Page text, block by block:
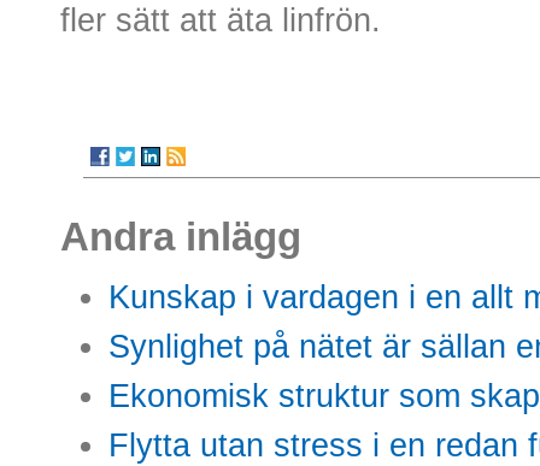
fler sätt att äta linfrön.
Andra inlägg
Kunskap i vardagen i en allt
Synlighet på nätet är sällan
Ekonomisk struktur som
Flytta utan stress i en redan